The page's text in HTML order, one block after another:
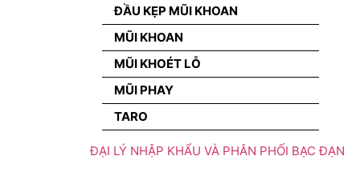
ĐẦU KẸP MŨI KHOAN
MŨI KHOAN
MŨI KHOÉT LỖ
MŨI PHAY
TARO
ĐẠI LÝ NHẬP KHẨU VÀ PHÂN PHỐI BẠC ĐẠN